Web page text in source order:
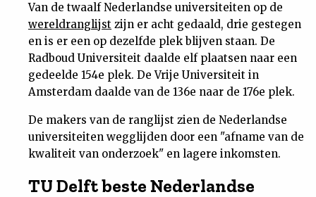
Magazine
Podcast
Dossiers
Nieuwsbrief
Van de twaalf Nederlandse universiteiten op de
wereldranglijst zijn er acht gedaald, drie gestegen
en is er een op dezelfde plek blijven staan. De
Radboud Universiteit daalde elf plaatsen naar een
gedeelde 154e plek. De Vrije Universiteit in
Amsterdam daalde van de 136e naar de 176e plek.
De makers van de ranglijst zien de Nederlandse
universiteiten wegglijden door een "afname van de
kwaliteit van onderzoek" en lagere inkomsten.
TU Delft beste Nederlandse